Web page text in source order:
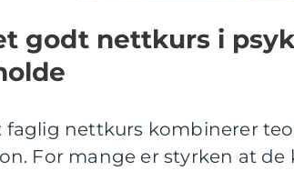
godt nettkurs i
faglig nettkurs kombinerer
For mange er styrken at